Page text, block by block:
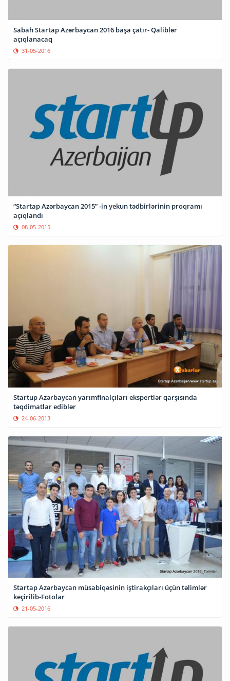
Sabah Startap Azərbaycan 2016 başa çatır- Qaliblər
açıqlanacaq
31-05-2016
“Startap Azərbaycan 2015” -in yekun tədbirlərinin proqramı
açıqlandı
08-05-2015
Startup Azərbaycan yarımfinalçıları ekspertlər qarşısında
təqdimatlar ediblər
24-06-2013
Startap Azərbaycan müsabiqəsinin iştirakçıları üçün təlimlər
keçirilib-Fotolar
21-05-2016